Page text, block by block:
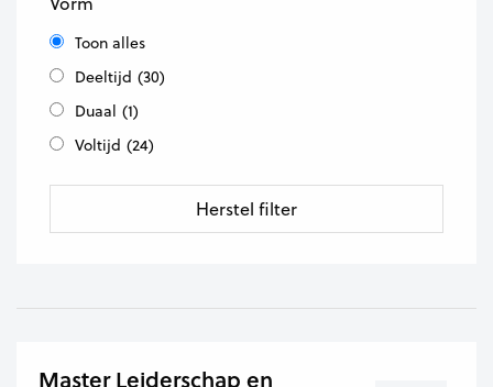
Toon alles
Deeltijd (30)
Duaal (1)
Voltijd (24)
Master Leiderschap en